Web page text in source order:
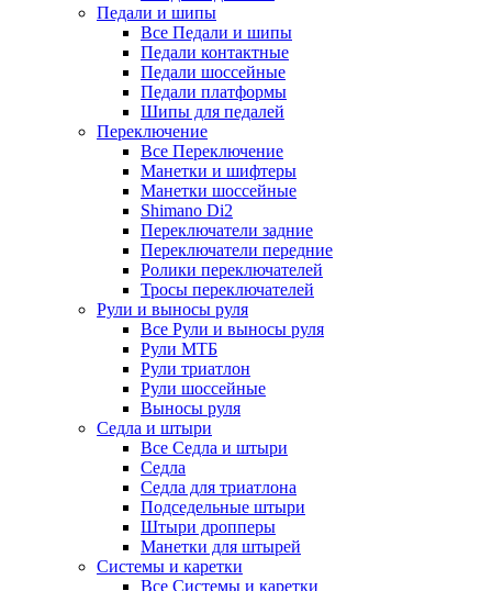
Педали и шипы
Все Педали и шипы
Педали контактные
Педали шоссейные
Педали платформы
Шипы для педалей
Переключение
Все Переключение
Манетки и шифтеры
Манетки шоссейные
Shimano Di2
Переключатели задние
Переключатели передние
Ролики переключателей
Тросы переключателей
Рули и выносы руля
Все Рули и выносы руля
Рули МТБ
Рули триатлон
Рули шоссейные
Выносы руля
Седла и штыри
Все Седла и штыри
Седла
Седла для триатлона
Подседельные штыри
Штыри дропперы
Манетки для штырей
Системы и каретки
Все Системы и каретки